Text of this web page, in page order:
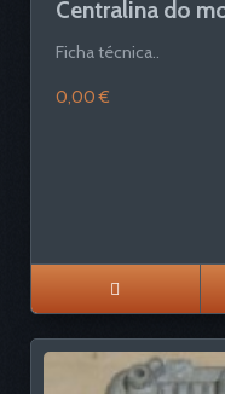
Centralina do
Ficha técnica..
0,00 €